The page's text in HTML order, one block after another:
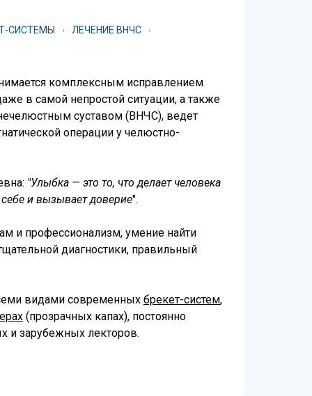
СИСТЕМЫ ЛЕЧЕНИЕ ВНЧС
комплексным исправлением
в самой непростой ситуации, а также
суставом (ВНЧС), ведет
операции у челюстно-
"Улыбка — это то, что делает человека
и вызывает доверие".
и профессионализм, умение найти
диагностики, правильный
видами современных брекет-систем,
(прозрачных капах), постоянно
и зарубежных лекторов.